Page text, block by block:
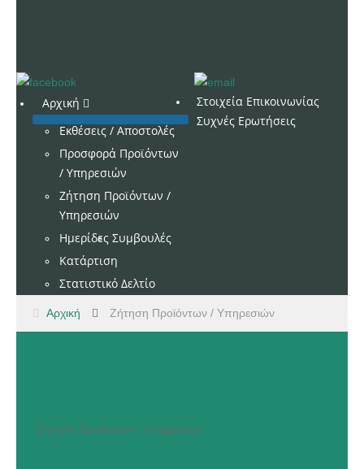
Αρχική
Εκθέσεις / Αποστολές
Προσφορά Προϊόντων
/ Υπηρεσιών
Ζήτηση Προϊόντων /
Υπηρεσιών
Ημερίδες Συμβουλές
Κατάρτιση
Στατιστικό Δελτίο
Στοιχεία Επικοινωνίας
Συχνές Ερωτήσεις
Αρχική Ζήτηση Προϊόντων / Υπηρεσιών
Ζήτηση Προϊόντων / Υπηρεσιών